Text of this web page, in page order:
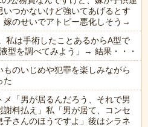
つかないけど強いてあげるとす
嫁のせいでアトピー悪化しそう→
私は手術したことあるからA型で
型を調べてみよう」→ 結果・・・
のいじめや犯罪を楽しみながら
た
「男が居るんだろう、それで男
料払え」私「男が居て、コンセ
さんのほうですよ」後はシラネ